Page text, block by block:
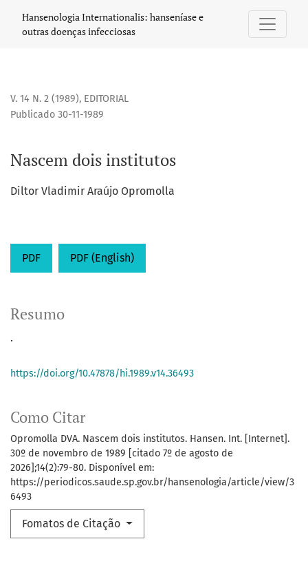
Hansenologia Internationalis: hanseníase e
outras doenças infecciosas
V. 14 N. 2 (1989), EDITORIAL
Nascem dois institutos
Publicado 30-11-1989
Diltor Vladimir Araújo Opromolla
PDF PDF (English)
Como Citar
Opromolla DVA. Nascem dois institutos. Hansen. Int. [Internet].
30º de novembro de 1989 [citado 7º de agosto de
2026];14(2):79-80. Disponível em:
https://periodicos.saude.sp.gov.br/hansenologia/article/view/3
6493
Fomatos de Citação
Resumo
.
https://doi.org/10.47878/hi.1989.v14.36493